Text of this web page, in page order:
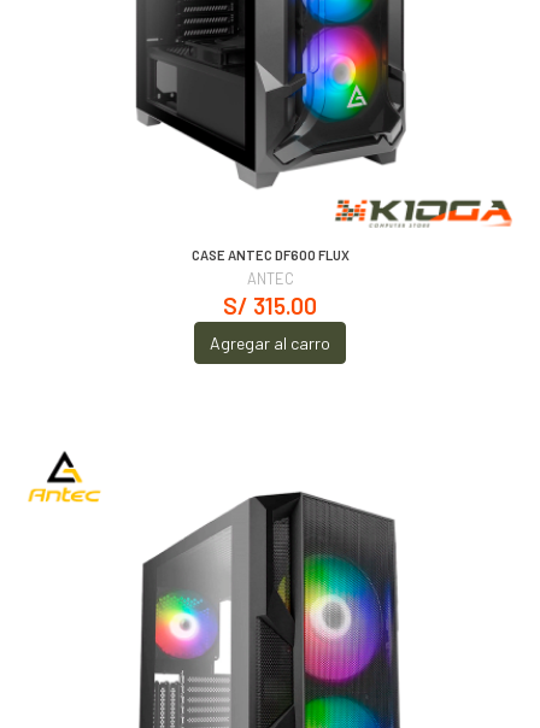
CASE ANTEC DF600 FLUX
ANTEC
S/ 315.00
Agregar al carro